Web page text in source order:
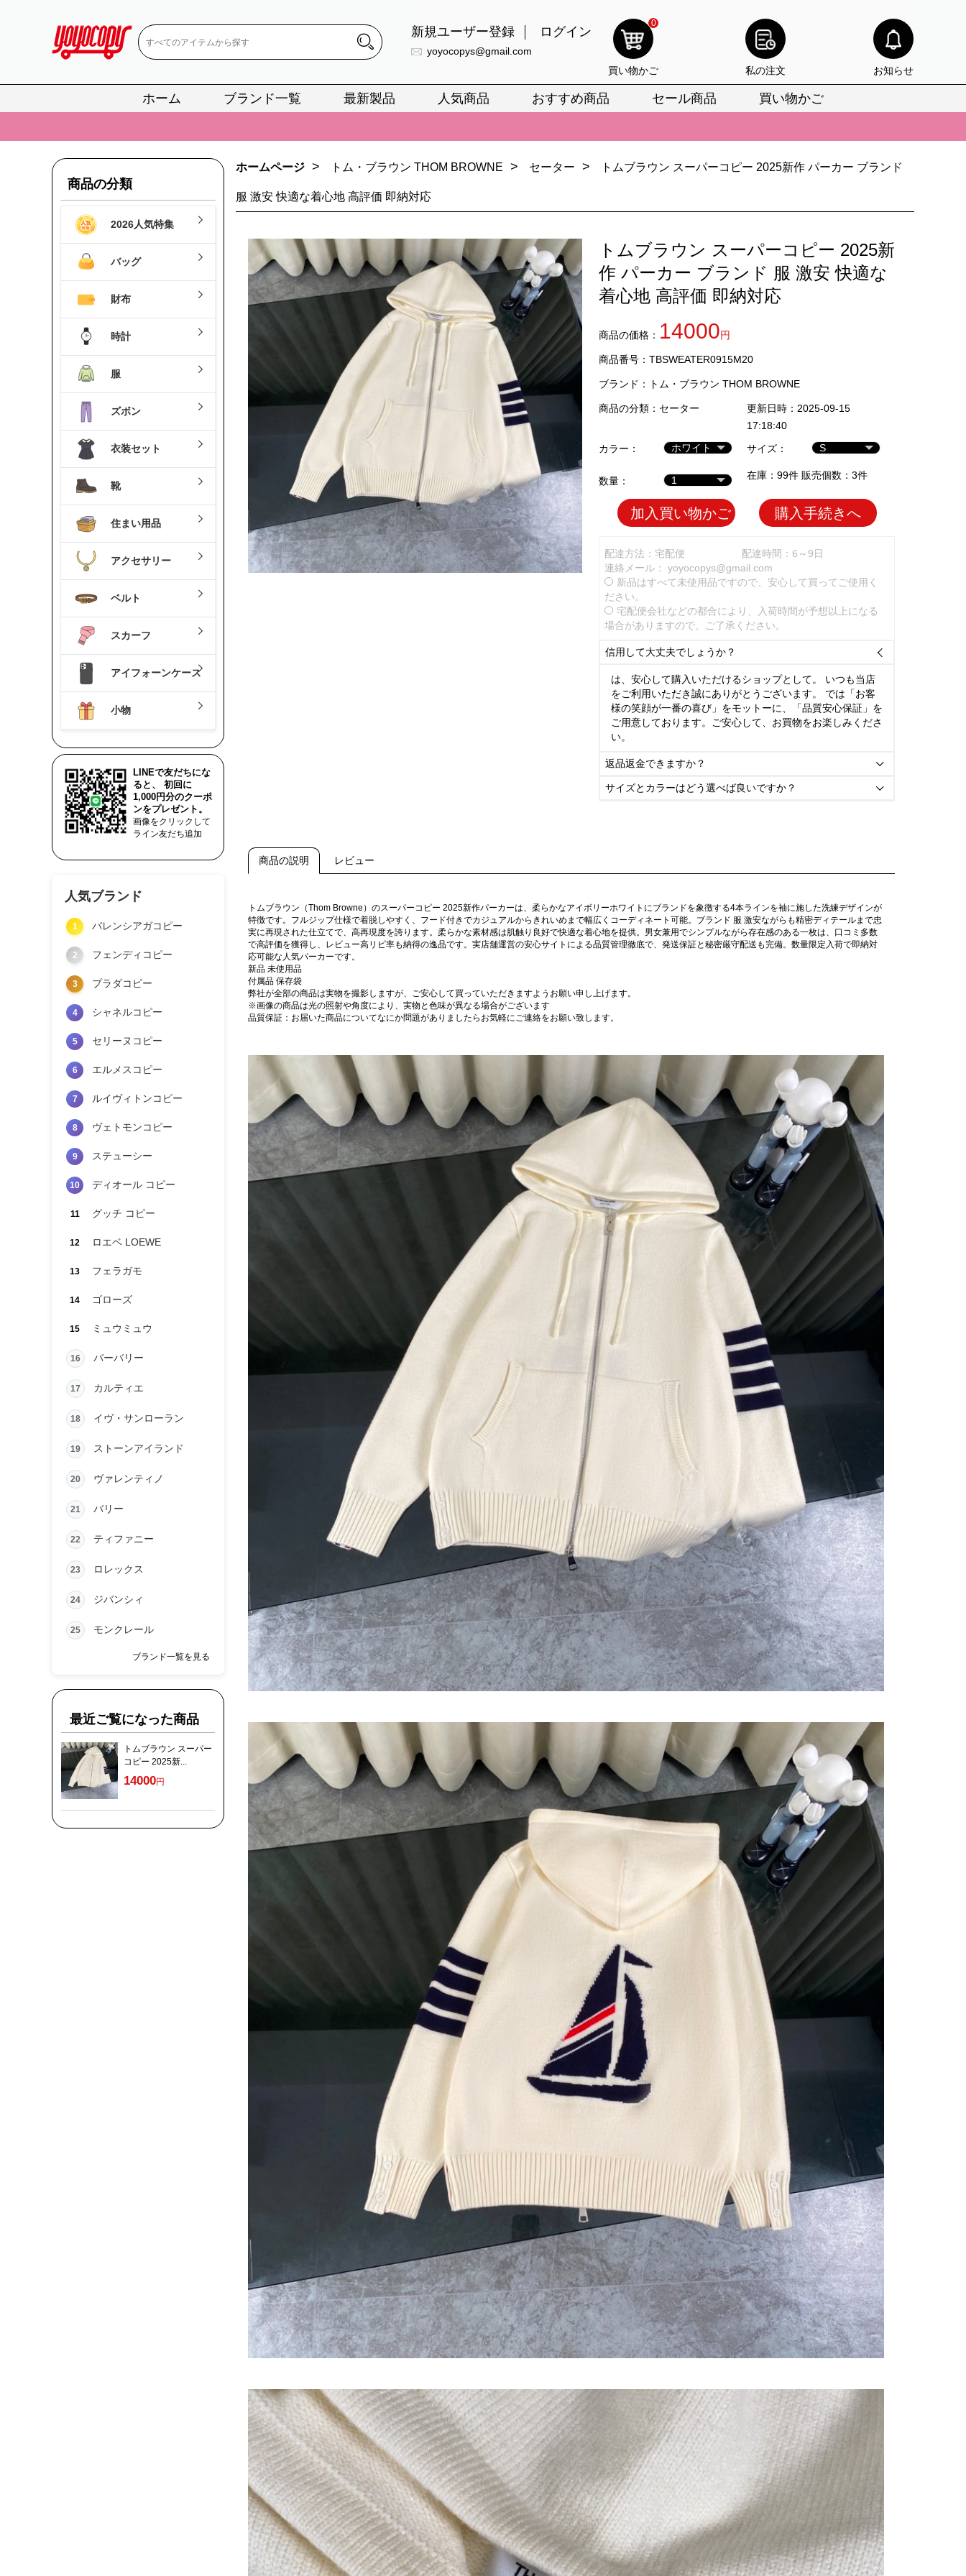
新規ユーザー登録 ログイン
yoyocopys@gmail.com
0
買い物かご 私の注文 お知らせ
ホーム ブランド一覧 最新製品 人気商品 おすすめ商品 セール商品 買い物かご
📢 当店は正真正銘のn級スーパーコピーのみ取扱い。最高品質の再現度を安心してお選びいただけます。
📢
📢 新作入荷！ルイ・ヴィトンスーパーコピー バッグ最新モデルが登場。上質な仕上がりをお見逃しなく。
📢 当店は正真正銘のn級スーパーコピーのみ取扱い。最高品質の再現度を安心してお選びいただけます。
新作入荷！ルイ・ヴィトンスーパーコピー バッグ最新モデルが登場。上質な仕上がりをお見逃しなく。
商品の分類
2026人気特集
バッグ
財布
時計
服
ズボン
衣装セット
靴
住まい用品
アクセサリー
ベルト
スカーフ
アイフォーンケース
小物
LINEで友だちにな
ると、 初回に
1,000円分のクーポ
ンをプレゼント。
画像をクリックして
ライン友だち追加
人気ブランド
1 バレンシアガコピー
2 フェンディコピー
3 プラダコピー
4 シャネルコピー
5 セリーヌコピー
6 エルメスコピー
7 ルイヴィトンコピー
8 ヴェトモンコピー
9 ステューシー
10 ディオール コピー
11 グッチ コピー
12 ロエベ LOEWE
13 フェラガモ
14 ゴローズ
15 ミュウミュウ
16 バーバリー
17 カルティエ
18 イヴ・サンローラン
19 ストーンアイランド
20 ヴァレンティノ
21 バリー
22 ティファニー
23 ロレックス
24 ジバンシィ
25 モンクレール
ブランド一覧を見る
最近ご覧になった商品
トムブラウン スーパー
コピー 2025新...
14000円
ホームページ > トム・ブラウン THOM BROWNE > セーター > トムブラウン スーパーコピー 2025新作 パーカー ブランド
服 激安 快適な着心地 高評価 即納対応
トムブラウン スーパーコピー 2025新
作 パーカー ブランド 服 激安 快適な
着心地 高評価 即納対応
商品の価格： 14000円
商品番号：TBSWEATER0915M20
ブランド： トム・ブラウン THOM BROWNE
商品の分類： セーター
更新日時：2025-09-15
17:18:40
カラー：
サイズ：
数量： 在庫：99件 販売個数：3件
加入買い物かご 購入手続きへ
配達方法：宅配便
配達時間：6～9日
連絡メール： yoyocopys@gmail.com
新品はすべて未使用品ですので、安心して買ってご使用く
ださい。
宅配便会社などの都合により、入荷時間が予想以上になる
場合がありますので、ご了承ください。
信用して大丈夫でしょうか？ 
は、安心して購入いただけるショップとして。 いつも当店
をご利用いただき誠にありがとうございます。 では「お客
様の笑顔が一番の喜び」をモットーに、「品質安心保証」を
ご用意しております。ご安心して、お買物をお楽しみくださ
い。
返品返金できますか？ 
サイズとカラーはどう選べば良いですか？ 
商品の説明 レビュー
トムブラウン（Thom Browne）のスーパーコピー 2025新作パーカーは、柔らかなアイボリーホワイトにブランドを象徴する4本ラインを袖に施した洗練デザインが
特徴です。フルジップ仕様で着脱しやすく、フード付きでカジュアルからきれいめまで幅広くコーディネート可能。ブランド 服 激安ながらも精密ディテールまで忠
実に再現された仕立てで、高再現度を誇ります。柔らかな素材感は肌触り良好で快適な着心地を提供。男女兼用でシンプルながら存在感のある一枚は、口コミ多数
で高評価を獲得し、レビュー高リピ率も納得の逸品です。実店舗運営の安心サイトによる品質管理徹底で、発送保証と秘密厳守配送も完備。数量限定入荷で即納対
応可能な人気パーカーです。
新品 未使用品
付属品 保存袋
弊社が全部の商品は実物を撮影しますが、ご安心して買っていただきますようお願い申し上げます。
※画像の商品は光の照射や角度により、実物と色味が異なる場合がございます
品質保証：お届いた商品についてなにか問題がありましたらお気軽にご連絡をお願い致します。